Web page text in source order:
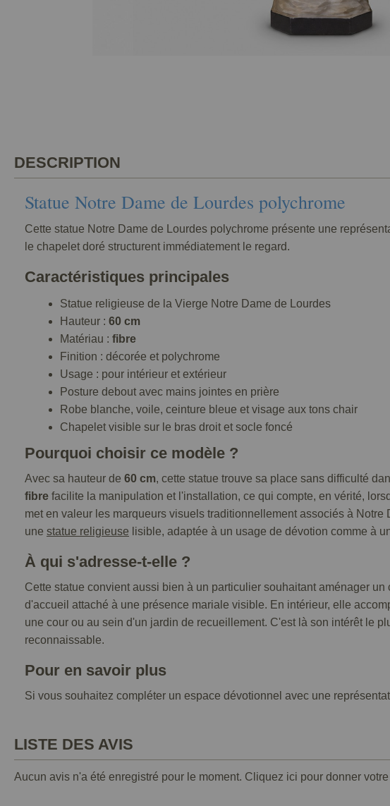
DESCRIPTION
Statue Notre Dame de Lourdes polychrome
Cette statue Notre Dame de Lourdes polychrome présente une
le chapelet doré structurent immédiatement le regard.
Caractéristiques principales
Statue religieuse de la Vierge Notre Dame de Lourdes
Hauteur : 60 cm
Matériau : fibre
Finition : décorée et polychrome
Usage : pour intérieur et extérieur
Posture debout avec mains jointes en prière
Robe blanche, voile, ceinture bleue et visage aux tons chair
Chapelet visible sur le bras droit et socle foncé
Pourquoi choisir ce modèle ?
Avec sa hauteur de 60 cm, cette statue trouve sa place sans difficulté
fibre facilite la manipulation et l'installation, ce qui compte, en vérité,
met en valeur les marqueurs visuels traditionnellement associés à
une statue religieuse lisible, adaptée à un usage de dévotion comme à
À qui s'adresse-t-elle ?
Cette statue convient aussi bien à un particulier souhaitant aménager
d'accueil attaché à une présence mariale visible. En intérieur, elle
une cour ou au sein d'un jardin de recueillement. C'est là son intérêt le
reconnaissable.
Pour en savoir plus
Si vous souhaitez compléter un espace dévotionnel avec une
LISTE DES AVIS
Aucun avis n'a été enregistré pour le moment. Cliquez ici pour donner